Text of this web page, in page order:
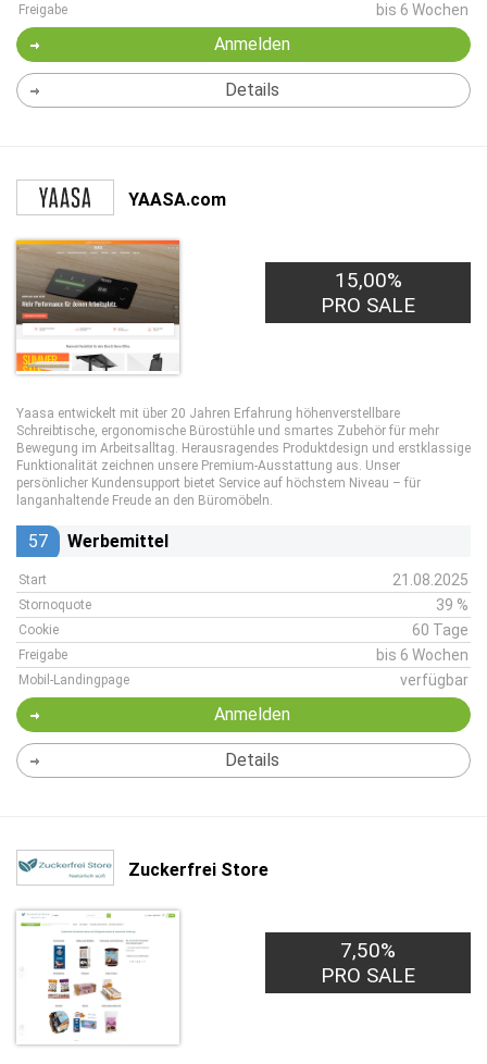
Freigabe bis 6 Wochen
Anmelden
Details
YAASA.com
15,00%
PRO SALE
Yaasa entwickelt mit über 20 Jahren Erfahrung höhenverstellbare
Schreibtische, ergonomische Bürostühle und smartes Zubehör für mehr
Bewegung im Arbeitsalltag. Herausragendes Produktdesign und erstklassige
Funktionalität zeichnen unsere Premium-Ausstattung aus. Unser
persönlicher Kundensupport bietet Service auf höchstem Niveau – für
langanhaltende Freude an den Büromöbeln.
57 Werbemittel
Start 21.08.2025
Stornoquote 39 %
Cookie 60 Tage
Freigabe bis 6 Wochen
Mobil-Landingpage verfügbar
Anmelden
Details
Zuckerfrei Store
7,50%
PRO SALE